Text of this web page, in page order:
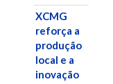
XCMG
reforça a
produção
local e a
inovação